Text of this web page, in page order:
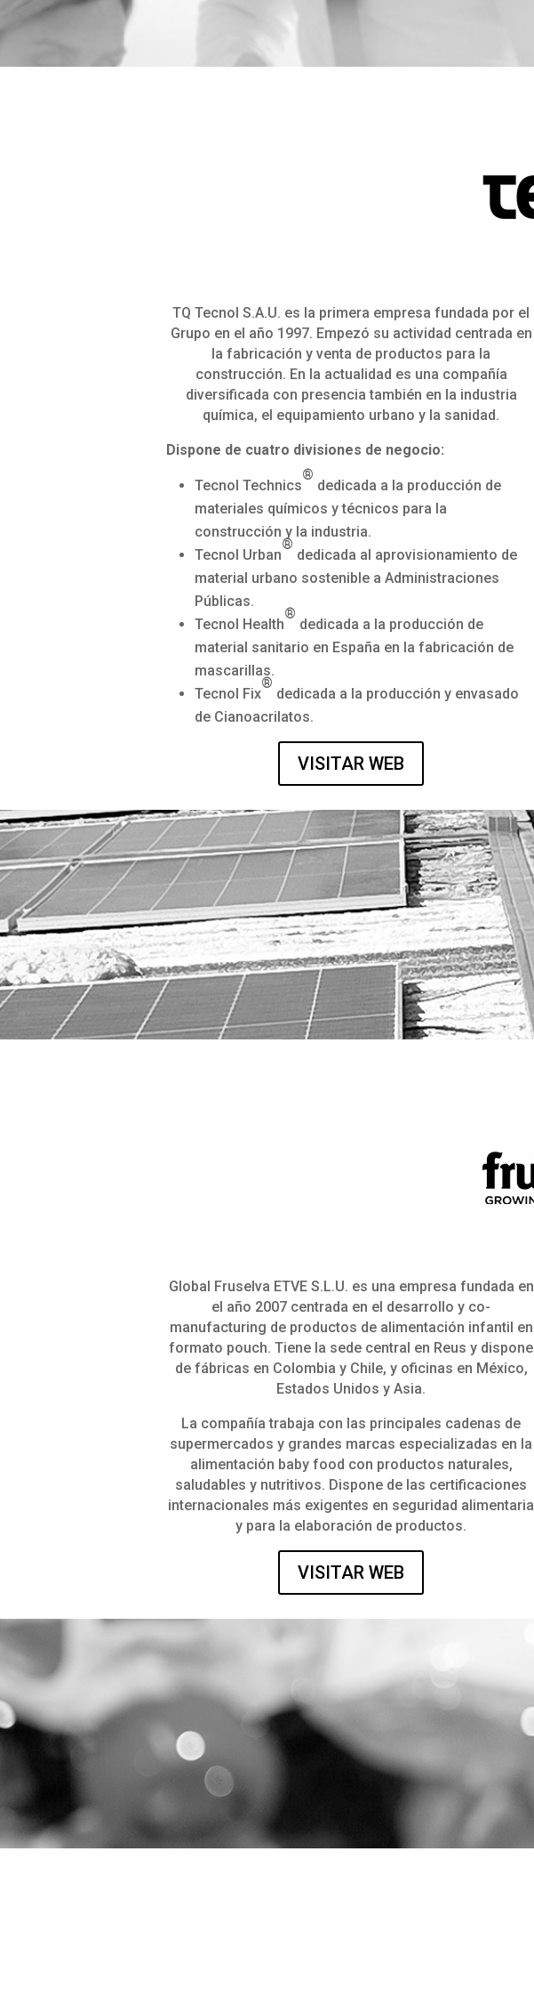
TQ Tecnol S.A.U. es la primera empresa fundada por el
Grupo en el año 1997. Empezó su actividad centrada en
la fabricación y venta de productos para la
construcción. En la actualidad es una compañía
diversificada con presencia también en la industria
química, el equipamiento urbano y la sanidad.
Dispone de cuatro divisiones de negocio:
Tecnol Technics
®
dedicada a la producción de
materiales químicos y técnicos para la
construcción y la industria.
Tecnol Urban
®
dedicada al aprovisionamiento de
material urbano sostenible a Administraciones
Públicas.
Tecnol Health
®
dedicada a la producción de
material sanitario en España en la fabricación de
mascarillas.
Tecnol Fix
®
dedicada a la producción y envasado
de Cianoacrilatos.
VISITAR WEB
Global Fruselva ETVE S.L.U. es una empresa fundada en
el año 2007 centrada en el desarrollo y co-
manufacturing de productos de alimentación infantil en
formato pouch. Tiene la sede central en Reus y dispone
de fábricas en Colombia y Chile, y oficinas en México,
Estados Unidos y Asia.
La compañía trabaja con las principales cadenas de
supermercados y grandes marcas especializadas en la
alimentación baby food con productos naturales,
saludables y nutritivos. Dispone de las certificaciones
internacionales más exigentes en seguridad alimentaria
y para la elaboración de productos.
VISITAR WEB